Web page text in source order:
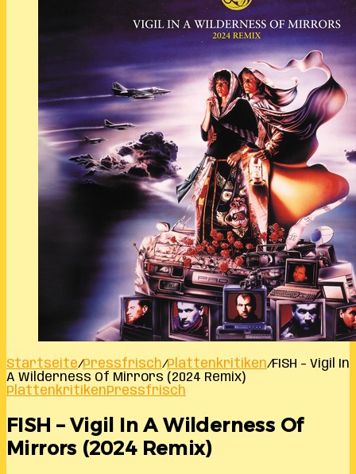
Startseite/Pressfrisch/Plattenkritiken/FISH – Vigil In
A Wilderness Of Mirrors (2024 Remix)
PlattenkritikenPressfrisch
FISH – Vigil In A Wilderness Of
Mirrors (2024 Remix)